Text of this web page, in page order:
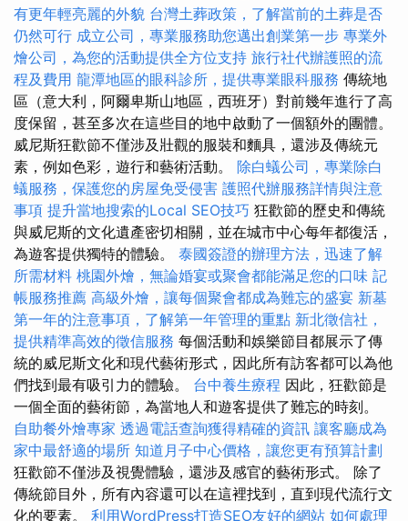
有更年輕亮麗的外貌 台灣土葬政策，了解當前的土葬是否
仍然可行 成立公司，專業服務助您邁出創業第一步 專業外
燴公司，為您的活動提供全方位支持 旅行社代辦護照的流
程及費用 龍潭地區的眼科診所，提供專業眼科服務 傳統地
區（意大利，阿爾卑斯山地區，西班牙）對前幾年進行了高
度保留，甚至多次在這些目的地中啟動了一個額外的團體。
威尼斯狂歡節不僅涉及壯觀的服裝和麵具，還涉及傳統元
素，例如色彩，遊行和藝術活動。 除白蟻公司，專業除白
蟻服務，保護您的房屋免受侵害 護照代辦服務詳情與注意
事項 提升當地搜索的Local SEO技巧 狂歡節的歷史和傳統
與威尼斯的文化遺產密切相關，並在城市中心每年都復活，
為遊客提供獨特的體驗。 泰國簽證的辦理方法，迅速了解
所需材料 桃園外燴，無論婚宴或聚會都能滿足您的口味 記
帳服務推薦 高級外燴，讓每個聚會都成為難忘的盛宴 新墓
第一年的注意事項，了解第一年管理的重點 新北徵信社，
提供精準高效的徵信服務 每個活動和娛樂節目都展示了傳
統的威尼斯文化和現代藝術形式，因此所有訪客都可以為他
們找到最有吸引力的體驗。 台中養生療程 因此，狂歡節是
一個全面的藝術節，為當地人和遊客提供了難忘的時刻。
自助餐外燴專家 透過電話查詢獲得精確的資訊 讓客廳成為
家中最舒適的場所 知道月子中心價格，讓您更有預算計劃
狂歡節不僅涉及視覺體驗，還涉及感官的藝術形式。 除了
傳統節目外，所有內容還可以在這裡找到，直到現代流行文
化的要素。 利用WordPress打造SEO友好的網站 如何處理